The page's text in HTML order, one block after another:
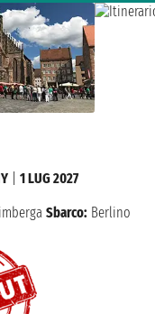
1 LUG 2027
Sbarco: Berlino